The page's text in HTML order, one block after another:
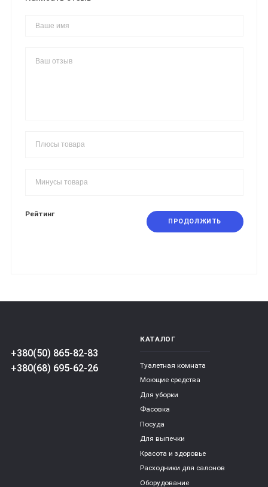
Рейтинг
ПРОДОЛЖИТЬ
+380(50) 865-82-83
+380(68) 695-62-26
КАТАЛОГ
Туалетная комната
Моющие средства
Для уборки
Фасовка
Посуда
Для выпечки
Красота и здоровье
Расходники для салонов
Оборудование